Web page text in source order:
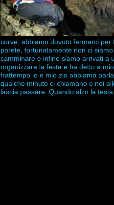
curve, abbiamo dovuto fermarci
parete, fortunatamente non ci
camminare e infine siamo arrivati a
organizzare la festa e ha detto a
frattempo io e mio zio abbiamo
qualche minuto ci chiamano e noi
lascia passare. Quando alzo la